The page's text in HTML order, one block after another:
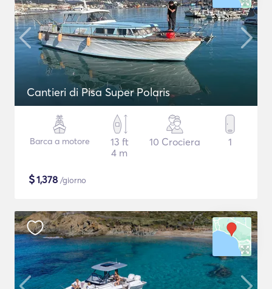
Cantieri di Pisa Super Polaris
Barca a motore
13 ft
4 m
10 Crociera 1
$1,378 /giorno